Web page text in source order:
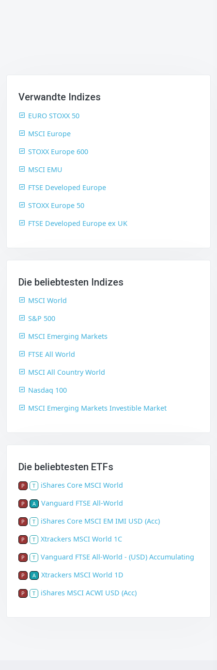
Verwandte Indizes
EURO STOXX 50
MSCI Europe
STOXX Europe 600
MSCI EMU
FTSE Developed Europe
STOXX Europe 50
FTSE Developed Europe ex UK
Die beliebtesten Indizes
MSCI World
S&P 500
MSCI Emerging Markets
FTSE All World
MSCI All Country World
Nasdaq 100
MSCI Emerging Markets Investible Market
Die beliebtesten ETFs
P T iShares Core MSCI World
P A Vanguard FTSE All-World
P T iShares Core MSCI EM IMI USD (Acc)
P T Xtrackers MSCI World 1C
P T Vanguard FTSE All-World - (USD) Accumulating
P A Xtrackers MSCI World 1D
P T iShares MSCI ACWI USD (Acc)